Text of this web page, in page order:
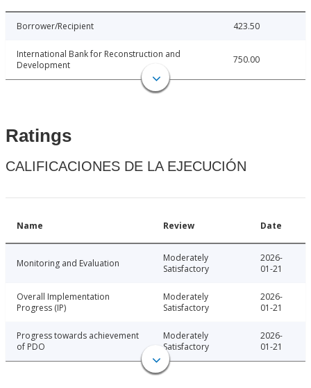
Borrower/Recipient 423.50
International Bank for Reconstruction and
Development
750.00
Ratings
CALIFICACIONES DE LA EJECUCIÓN
Name Review Date
Monitoring and Evaluation
Moderately
Satisfactory
2026-
01-21
Overall Implementation
Progress (IP)
Moderately
Satisfactory
2026-
01-21
Progress towards achievement
of PDO
Moderately
Satisfactory
2026-
01-21